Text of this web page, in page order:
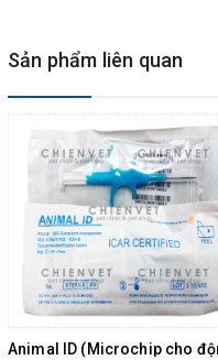
Sản phẩm liên quan